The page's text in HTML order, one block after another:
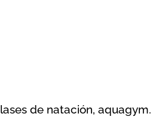
de natación, aquagym.